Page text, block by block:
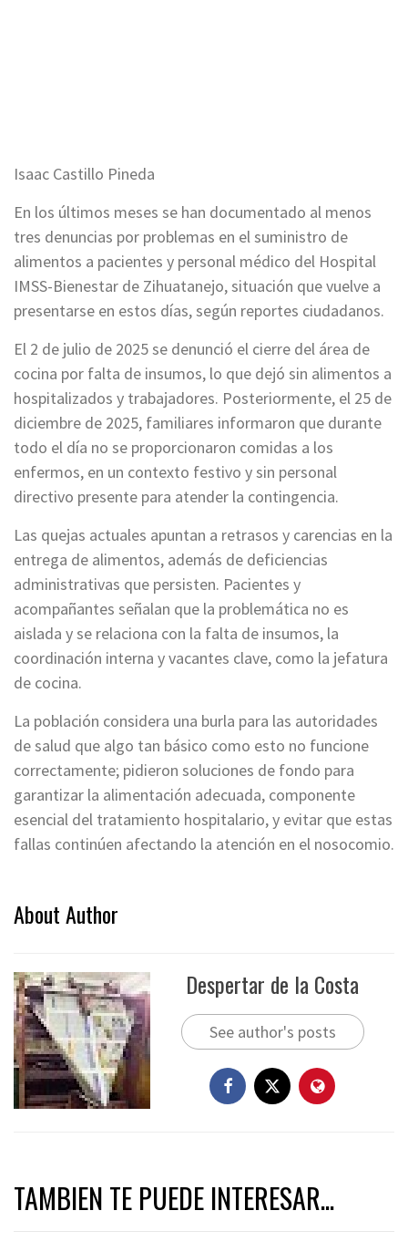
Isaac Castillo Pineda
En los últimos meses se han documentado al menos
tres denuncias por problemas en el suministro de
alimentos a pacientes y personal médico del Hospital
IMSS-Bienestar de Zihuatanejo, situación que vuelve a
presentarse en estos días, según reportes ciudadanos.
El 2 de julio de 2025 se denunció el cierre del área de
cocina por falta de insumos, lo que dejó sin alimentos a
hospitalizados y trabajadores. Posteriormente, el 25 de
diciembre de 2025, familiares informaron que durante
todo el día no se proporcionaron comidas a los
enfermos, en un contexto festivo y sin personal
directivo presente para atender la contingencia.
Las quejas actuales apuntan a retrasos y carencias en la
entrega de alimentos, además de deficiencias
administrativas que persisten. Pacientes y
acompañantes señalan que la problemática no es
aislada y se relaciona con la falta de insumos, la
coordinación interna y vacantes clave, como la jefatura
de cocina.
La población considera una burla para las autoridades
de salud que algo tan básico como esto no funcione
correctamente; pidieron soluciones de fondo para
garantizar la alimentación adecuada, componente
esencial del tratamiento hospitalario, y evitar que estas
fallas continúen afectando la atención en el nosocomio.
About Author
Despertar de la Costa
See author's posts
TAMBIEN TE PUEDE INTERESAR...